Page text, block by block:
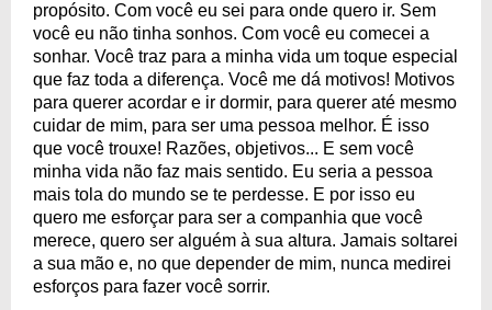
propósito. Com você eu sei para onde quero ir. Sem
você eu não tinha sonhos. Com você eu comecei a
sonhar. Você traz para a minha vida um toque especial
que faz toda a diferença. Você me dá motivos! Motivos
para querer acordar e ir dormir, para querer até mesmo
cuidar de mim, para ser uma pessoa melhor. É isso
que você trouxe! Razões, objetivos... E sem você
minha vida não faz mais sentido. Eu seria a pessoa
mais tola do mundo se te perdesse. E por isso eu
quero me esforçar para ser a companhia que você
merece, quero ser alguém à sua altura. Jamais soltarei
a sua mão e, no que depender de mim, nunca medirei
esforços para fazer você sorrir.